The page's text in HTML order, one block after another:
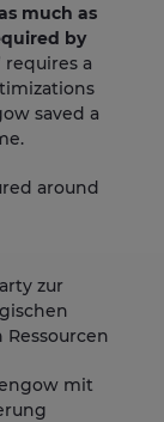
much as
by
requires a
saved a
around
zur
mit